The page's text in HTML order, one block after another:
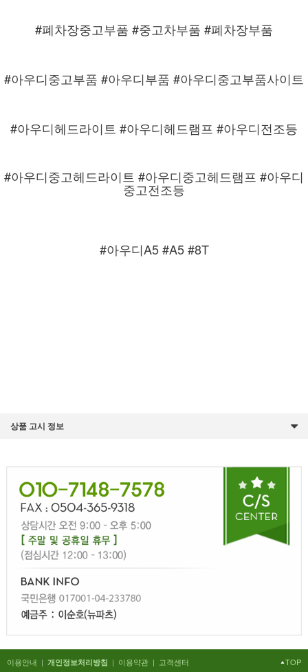
#폐차장중고부품 #중고차부품 #폐차장부품
#아우디중고부품 #아우디부품 #아우디중고부품사이트
#아우디헤드라이트 #아우디헤드램프 #아우디전조등
#아우디중고헤드라이트 #아우디중고헤드램프 #아우디
중고전조등
#아우디A5 #A5 #8T
상품 고시 정보
이용안내 | 개인정보처리방침 | 이용약관 | 고객센터 TOP